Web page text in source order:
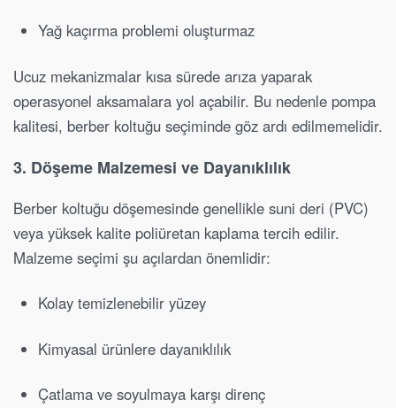
Yağ kaçırma problemi oluşturmaz
Ucuz mekanizmalar kısa sürede arıza yaparak
operasyonel aksamalara yol açabilir. Bu nedenle pompa
kalitesi, berber koltuğu seçiminde göz ardı edilmemelidir.
3. Döşeme Malzemesi ve Dayanıklılık
Berber koltuğu döşemesinde genellikle suni deri (PVC)
veya yüksek kalite poliüretan kaplama tercih edilir.
Malzeme seçimi şu açılardan önemlidir:
Kolay temizlenebilir yüzey
Kimyasal ürünlere dayanıklılık
Çatlama ve soyulmaya karşı direnç